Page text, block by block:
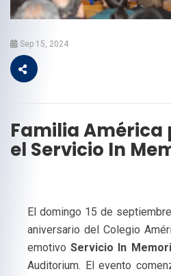
Sep 15, 2024
Familia América
el Servicio In
El domingo 15 de
aniversario del Colegio
emotivoServicio In
Auditorium. El evento